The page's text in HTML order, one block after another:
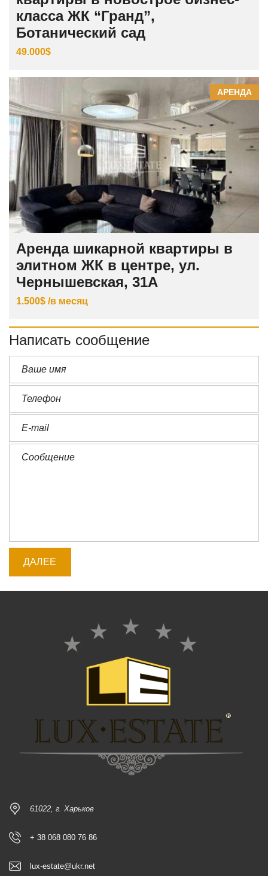
класса ЖК “Гранд”,
Ботанический сад
49.000$
АРЕНДА
Аренда шикарной квартиры в
элитном ЖК в центре, ул.
Чернышевская, 31А
1.500$ /в месяц
Написать сообщение
61022, г. Харьков
+ 38 068 080 76 86
lux-estate@ukr.net